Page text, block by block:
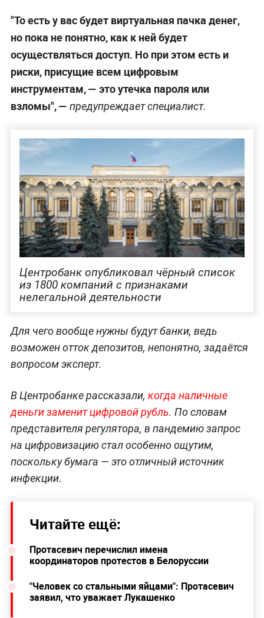
"То есть у вас будет виртуальная пачка денег,
но пока не понятно, как к ней будет
осуществляться доступ. Но при этом есть и
риски, присущие всем цифровым
инструментам, — это утечка пароля или
взломы", — предупреждает специалист.
Центробанк опубликовал чёрный список
из 1800 компаний с признаками
нелегальной деятельности
Для чего вообще нужны будут банки, ведь
возможен отток депозитов, непонятно, задаётся
вопросом эксперт.
В Центробанке рассказали, когда наличные
деньги заменит цифровой рубль. По словам
представителя регулятора, в пандемию запрос
на цифровизацию стал особенно ощутим,
поскольку бумага — это отличный источник
инфекции.
Читайте ещё:
Протасевич перечислил имена
координаторов протестов в Белоруссии
"Человек со стальными яйцами": Протасевич
заявил, что уважает Лукашенко